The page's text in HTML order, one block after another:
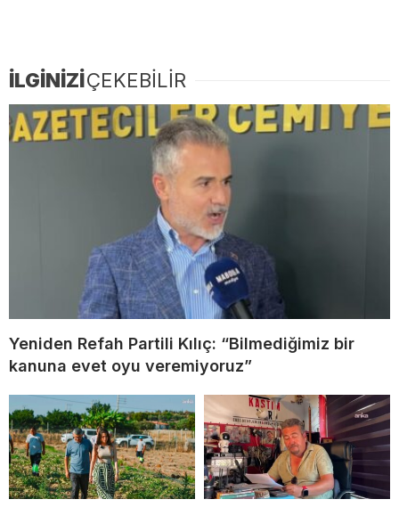
İLGİNİZİÇEKEBİLİR
Yeniden Refah Partili Kılıç: “Bilmediğimiz bir
kanuna evet oyu veremiyoruz”